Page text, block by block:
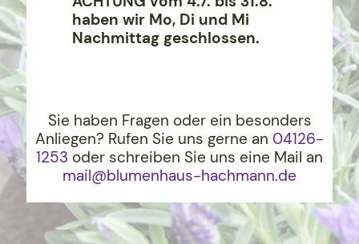
haben wir Mo, Di und Mi
Nachmittag geschlossen.
Sie haben Fragen oder ein besonders
Anliegen? Rufen Sie uns gerne an 04126-
1253 oder schreiben Sie uns eine Mail an
mail@blumenhaus-hachmann.de